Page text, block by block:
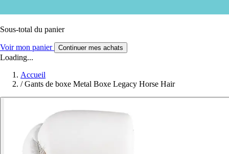
Sous-total du panier
Voir mon panier Continuer mes achats
Loading...
Accueil
/ Gants de boxe Metal Boxe Legacy Horse Hair